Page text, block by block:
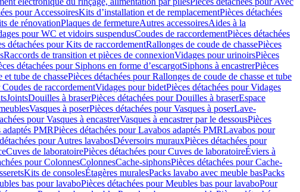
pour AccessoiresKits d’installation et de remplacementPièces détachées
de rénovationPlaques de fermetureAutres accessoiresAides à la
pour WC et vidoirs suspendusCoudes de raccordementPièces détachées
détachées pour Kits de raccordementRallonges de coude de chassePièces
Raccords de transition et pièces de connexionVidages pour urinoirsPièces
détachées pour Siphons en forme d’escargotSiphons à encastrerPièces
et tube de chassePièces détachées pour Rallonges de coude de chasse et tube
de raccordementVidages pour bidetPièces détachées pour Vidages
JointsDouilles à braserPièces détachées pour Douilles à braserEspace
Vasques à poserPièces détachées pour Vasques à poserLave-
pour Vasques à encastrerVasques à encastrer par le dessousPièces
PMRPièces détachées pour Lavabos adaptés PMRLavabos pour
pour Autres lavabosDéversoirs murauxPièces détachées pour
Cuves de laboratoirePièces détachées pour Cuves de laboratoireÉviers à
pour ColonnesColonnesCache-siphonsPièces détachées pour Cache-
Kits de consolesÉtagères muralesPacks lavabo avec meuble basPacks
bas pour lavaboPièces détachées pour Meubles bas pour lavaboPour